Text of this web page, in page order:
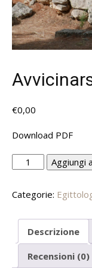
€0,00
Download PDF
Avvicinarsi
a
quantità
Aggiungi
Categorie:
Descrizione
Recensioni (0)